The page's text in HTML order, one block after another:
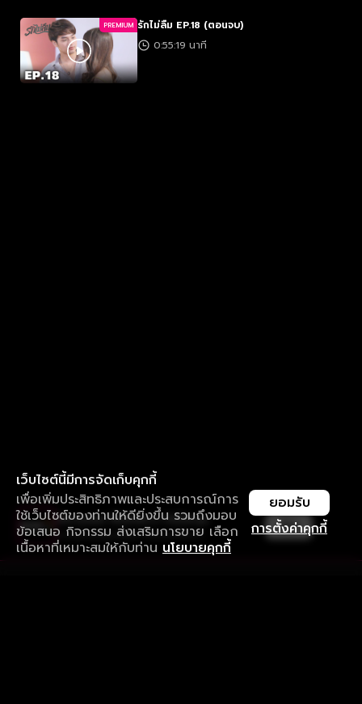
PREMIUM รักไม่ลืม EP.18 (ตอนจบ)
0:55:19 นาที
เว็บไซต์นี้มีการจัดเก็บคุกกี้
เพื่อเพิ่มประสิทธิภาพและประสบการณ์การ
ใช้เว็บไซต์ของท่านให้ดียิ่งขึ้น รวมถึงมอบ
ข้อเสนอ กิจกรรม ส่งเสริมการขาย เลือก
เนื้อหาที่เหมาะสมให้กับท่าน นโยบายคุกกี้
การตั้งค่าคุกกี้
ยอมรับ
ใช้งานแอป ลื่นไหลกว่า ไม่มีสะดุด
ดาวน์โหลดแอปเพื่อการรับชมที่ดีกว่า เปิด